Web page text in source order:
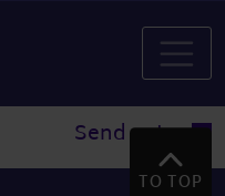
Send entry
TO TOP